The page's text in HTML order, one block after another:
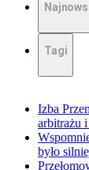
Tagi
Izba
arbitrażu
było